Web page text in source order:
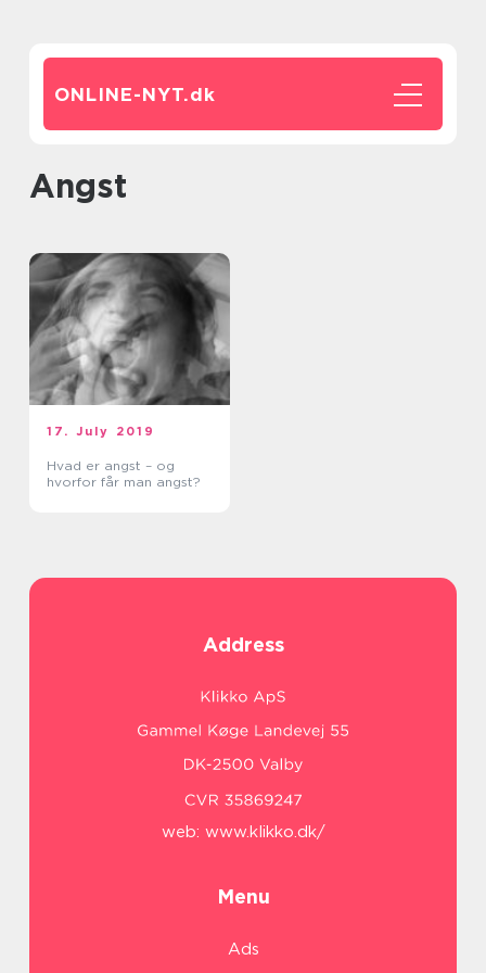
ONLINE-NYT.dk
angst
17. July 2019
Hvad er angst – og
hvorfor får man angst?
Address
web: www.klikko.dk/
Menu
Ads